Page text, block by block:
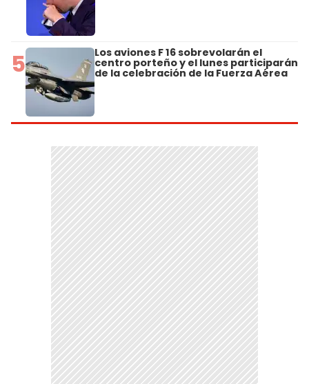
5 Los aviones F 16 sobrevolarán el
centro porteño y el lunes participarán
de la celebración de la Fuerza Aérea